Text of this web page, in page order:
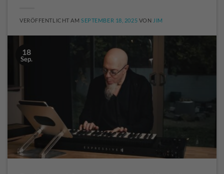
VERÖFFENTLICHT AMSEPTEMBER 18, 2025 VON JIM
18
Sep.